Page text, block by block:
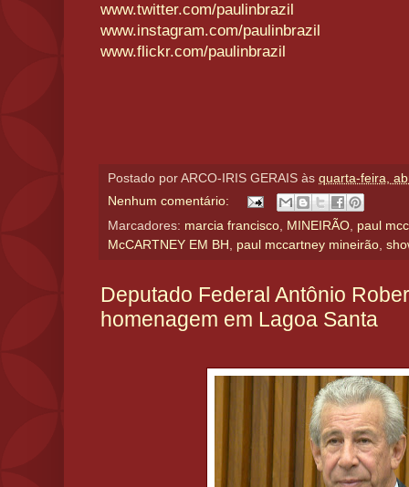
www.twitter.com/paulinbrazil
www.instagram.com/paulinbrazil
www.flickr.com/paulinbrazil
Postado por ARCO-IRIS GERAIS às quarta-feira,
Nenhum comentário:
Marcadores: marcia francisco MINEIRÃO paul
McCARTNEY EM BH
paul mccartney mineirão
Deputado Federal Antônio
homenagem em Lagoa Santa